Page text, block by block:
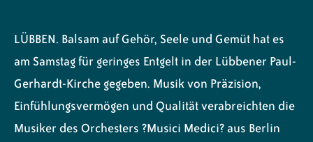
LÜBBEN. Balsam auf Gehör, Seele und Gemüt hat es
am Samstag für geringes Entgelt in der Lübbener Paul-
Gerhardt-Kirche gegeben. Musik von Präzision,
Einfühlungsvermögen und Qualität verabreichten die
Musiker des Orchesters ?Musici Medici? aus Berlin